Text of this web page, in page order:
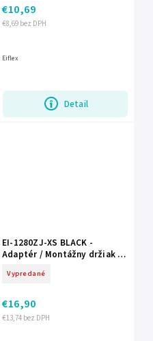
€8,69 bez DPH
€10,69
Detail
Eiflex
EI-1280ZJ-XS BLACK -
Adaptér / Montážny držiak s
EIFLEX
Vypredané
€13,74 bez DPH
€16,90